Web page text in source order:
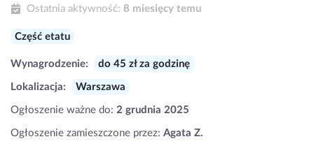
Ostatnia aktywność: 8 miesięcy temu
Część etatu
Wynagrodzenie: do 45 zł za godzinę
Lokalizacja: Warszawa
Ogłoszenie ważne do: 2 grudnia 2025
Ogłoszenie zamieszczone przez: Agata Z.